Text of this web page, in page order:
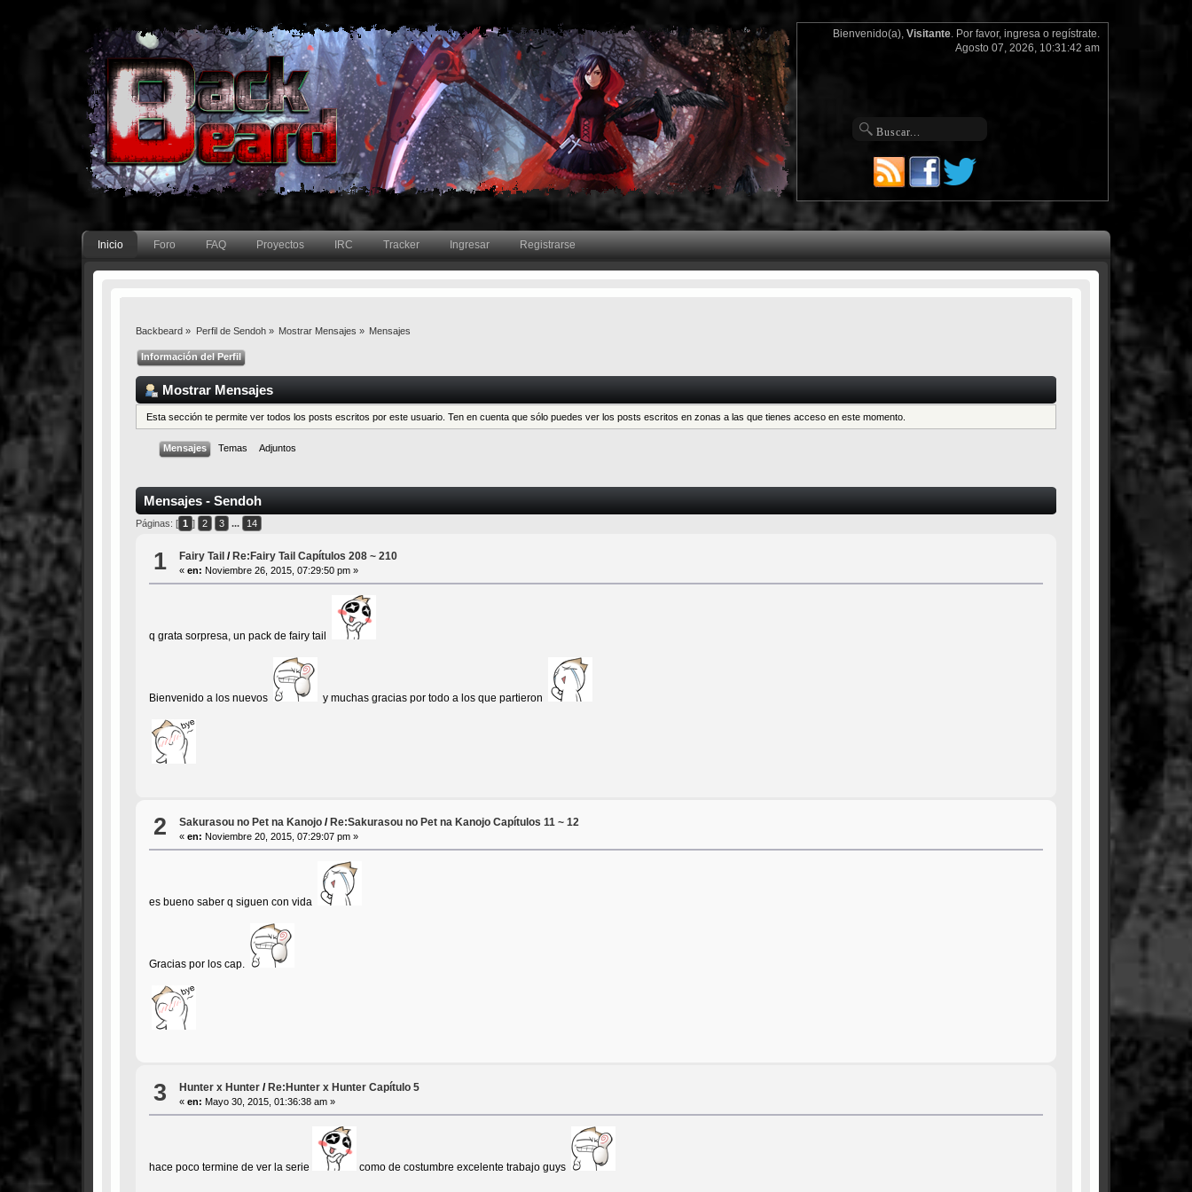
Bienvenido(a), Visitante. Por favor, ingresao regístrate.
Agosto 07, 2026, 10:31:42 am
Inicio Foro FAQ Proyectos IRC Tracker Ingresar Registrarse
Backbeard » Perfil de Sendoh » Mostrar Mensajes » Mensajes
Información del Perfil
Mostrar Mensajes
Esta sección te permite ver todos los posts escritos por este usuario. Ten en cuenta que sólo puedes ver los posts escritos en zonas a las que tienes acceso en este momento.
Mensajes Temas Adjuntos
Mensajes - Sendoh
Páginas: [ 1 ] 2 3 ... 14
1 Fairy Tail / Re:Fairy Tail Capítulos 208 ~ 210
«en: Noviembre 26, 2015, 07:29:50 pm »
q grata sorpresa, un pack de fairy tail
Bienvenido a los nuevos y muchas gracias por todo a los que partieron
2 Sakurasou no Pet na Kanojo / Re:Sakurasou no Pet na Kanojo Capítulos 11 ~ 12
«en: Noviembre 20, 2015, 07:29:07 pm »
es bueno saber q siguen con vida
Gracias por los cap.
3 Hunter x Hunter / Re:Hunter x Hunter Capítulo 5
«en: Mayo 30, 2015, 01:36:38 am »
hace poco termine de ver la serie como de costumbre excelente trabajo guys